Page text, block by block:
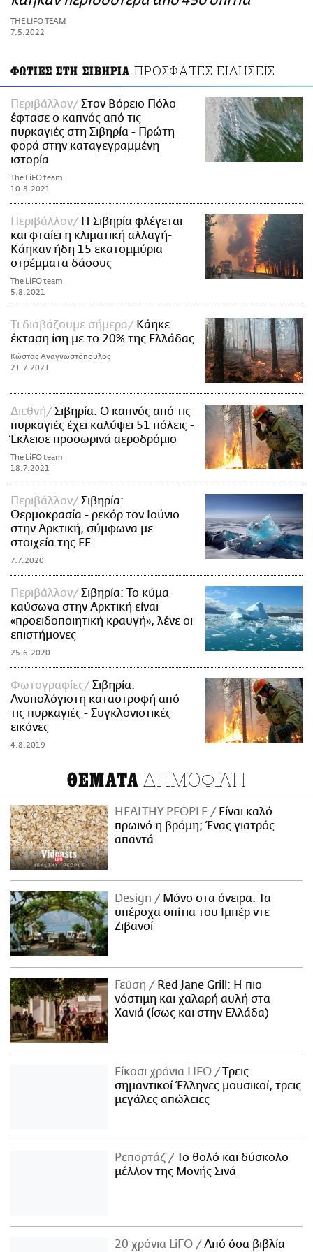
ΑΜΠΑ
PRINT
THE LIFO TEAM
7.5.2022
ΦΩΤΙΕΣ ΣΤΗ ΣΙΒΗΡΙΑ ΠΡΟΣΦΑΤΕΣ ΕΙΔΗΣΕΙΣ
Περιβάλλον
Στον Βόρειο Πόλο
έφτασε ο καπνός από τις
πυρκαγιές στη Σιβηρία - Πρώτη
φορά στην καταγεγραμμένη
ιστορία
The LiFO team
10.8.2021
Περιβάλλον
Η Σιβηρία φλέγεται
και φταίει η κλιματική αλλαγή-
Κάηκαν ήδη 15 εκατομμύρια
στρέμματα δάσους
The LiFO team
5.8.2021
Τι διαβάζουμε σήμερα
Κάηκε
έκταση ίση με το 20% της Ελλάδας
Κώστας Αναγνωστόπουλος
21.7.2021
Διεθνή
Σιβηρία: Ο καπνός από τις
πυρκαγιές έχει καλύψει 51 πόλεις -
Έκλεισε προσωρινά αεροδρόμιο
The LiFO team
18.7.2021
Περιβάλλον
Σιβηρία:
Θερμοκρασία - ρεκόρ τον Ιούνιο
στην Αρκτική, σύμφωνα με
στοιχεία της ΕΕ
7.7.2020
Περιβάλλον
Σιβηρία: Το κύμα
καύσωνα στην Αρκτική είναι
«προειδοποιητική κραυγή», λένε οι
επιστήμονες
25.6.2020
Φωτογραφίες
Σιβηρία:
Ανυπολόγιστη καταστροφή από
τις πυρκαγιές - Συγκλονιστικές
εικόνες
4.8.2019
ΘΕΜΑΤΑ ΔΗΜΟΦΙΛΗ
HEALTHY PEOPLE
Είναι καλό
πρωινό η βρόμη; Ένας γιατρός
απαντά
Design
Μόνο στα όνειρα: Τα
υπέροχα σπίτια του Ιμπέρ ντε
Ζιβανσί
Γεύση
Red Jane Grill: Η πιο
νόστιμη και χαλαρή αυλή στα
Χανιά (ίσως και στην Ελλάδα)
Είκοσι χρόνια LIFO
Tρεις
σημαντικοί Έλληνες μουσικοί, τρεις
μεγάλες απώλειες
Ρεπορτάζ
Το θολό και δύσκολο
μέλλον της Μονής Σινά
20 χρόνια LiFO Από όσα βιβλία